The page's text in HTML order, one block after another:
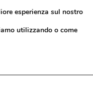
esperienza sul nostro
utilizzando o come